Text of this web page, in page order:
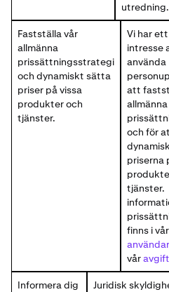
utredning.
Fastställa vår
allmänna
prissättningsstrategi
och dynamiskt sätta
priser på vissa
produkter och
tjänster.
Vi har
intresse
använda
att
allmänna
och för
priserna
tjänster.
finns i
vår
Informera dig
Juridisk